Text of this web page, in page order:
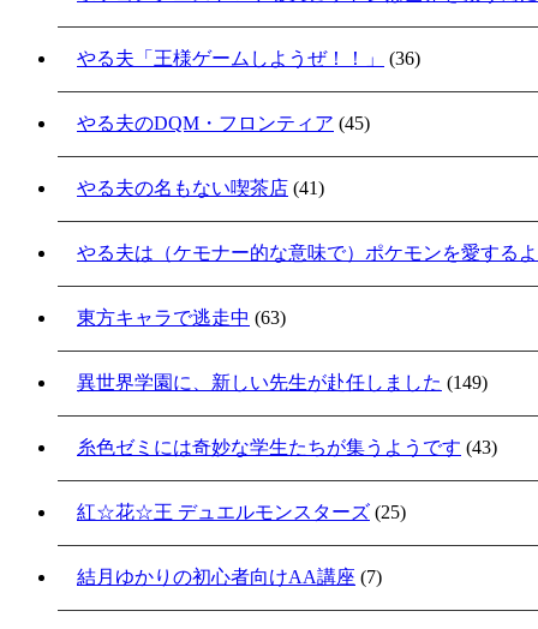
やる夫「王様ゲームしようぜ！！」 (36)
やる夫のDQM・フロンティア (45)
やる夫の名もない喫茶店 (41)
やる夫は（ケモナー的な意味で）ポケモンを愛する
東方キャラで逃走中 (63)
異世界学園に、新しい先生が赴任しました (149)
糸色ゼミには奇妙な学生たちが集うようです (43)
紅☆花☆王 デュエルモンスターズ (25)
結月ゆかりの初心者向けAA講座 (7)